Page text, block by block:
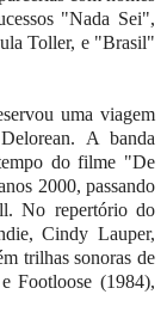
"Nada Sei",
Toller, e "Brasil"
uma viagem
A banda
do filme "De
2000, passando
No repertório do
Cindy Lauper,
trilhas sonoras de
Footloose (1984),